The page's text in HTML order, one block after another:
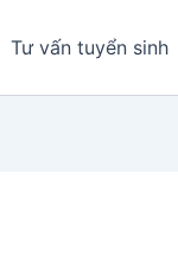
Tư vấn tuyển sinh